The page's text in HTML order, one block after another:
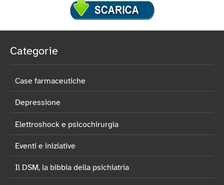
Categorie
Case farmaceutiche
Depressione
Elettroshock e psicochirurgia
Eventi e iniziative
Il DSM, la bibbia della psichiatria